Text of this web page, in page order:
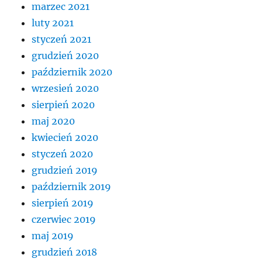
marzec 2021
luty 2021
styczeń 2021
grudzień 2020
październik 2020
wrzesień 2020
sierpień 2020
maj 2020
kwiecień 2020
styczeń 2020
grudzień 2019
październik 2019
sierpień 2019
czerwiec 2019
maj 2019
grudzień 2018